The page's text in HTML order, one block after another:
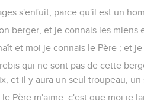
s'enfuit, parce qu'il est un
berger, et je connais les miens
et moi je connais le Père ; et
qui ne sont pas de cette
et il y aura un seul troupeau, un
Père m'aime, c'est que moi je